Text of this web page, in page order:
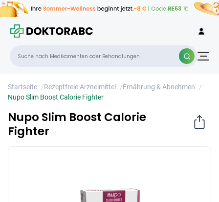
Startseite /Rezeptfreie Arzneimittel /Ernährung & Abnehmen
/
Nupo Slim Boost Calorie Fighter
Nupo Slim Boost Calorie
Fighter
×